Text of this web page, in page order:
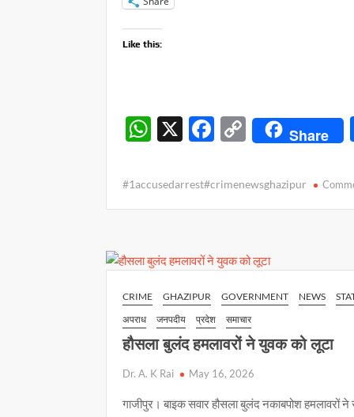
Like this:
W
at
s
p
p
X
F
e
b
o
k
C
o
p
y
n
k
Share
#1accusedarrest#crimenewsghazipur
CRIME GHAZIPUR GOVERNMENT NEWS
अपराध
जनपदीय प्रदेश समाचार
हौसला बुलंद हमलावरों ने युवक को लूटा
Dr. A. K Rai May 16, 2026
गाजीपुर। बाइक सवार हौसला बुलंद नकाबपोश हमलावरों ने